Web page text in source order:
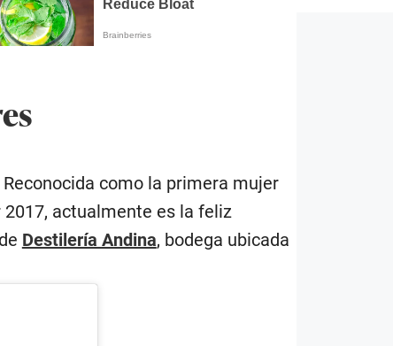
como la primera mujer
actualmente es la feliz
Destilería Andina, bodega ubicada